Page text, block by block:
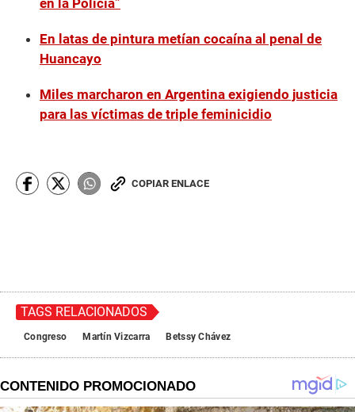
en la Policía”
En latas de pintura metían cocaína al penal de
Huancayo
Miles marcharon en Argentina exigiendo justicia
para las víctimas de triple feminicidio
COPIAR ENLACE
TAGS RELACIONADOS
Congreso Martín Vizcarra Betssy Chávez